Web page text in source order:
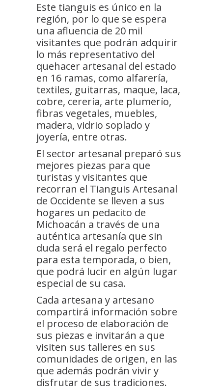
Este tianguis es único en la
región, por lo que se espera
una afluencia de 20 mil
visitantes que podrán adquirir
lo más representativo del
quehacer artesanal del estado
en 16 ramas, como alfarería,
textiles, guitarras, maque, laca,
cobre, cerería, arte plumerío,
fibras vegetales, muebles,
madera, vidrio soplado y
joyería, entre otras.
El sector artesanal preparó sus
mejores piezas para que
turistas y visitantes que
recorran el Tianguis Artesanal
de Occidente se lleven a sus
hogares un pedacito de
Michoacán a través de una
auténtica artesanía que sin
duda será el regalo perfecto
para esta temporada, o bien,
que podrá lucir en algún lugar
especial de su casa.
Cada artesana y artesano
compartirá información sobre
el proceso de elaboración de
sus piezas e invitarán a que
visiten sus talleres en sus
comunidades de origen, en las
que además podrán vivir y
disfrutar de sus tradiciones.